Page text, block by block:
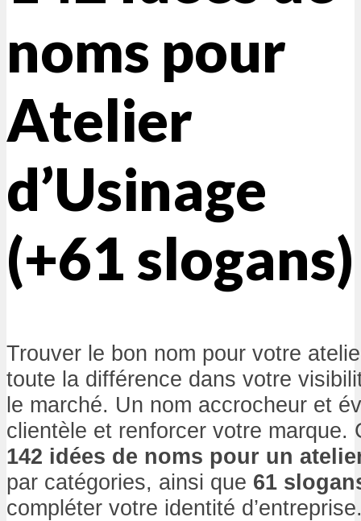
noms pour
Atelier
d’Usinage
(+61 slogans)
Trouver le bon nom pour votre
toute la différence dans votre
le marché. Un nom accrocheur et
clientèle et renforcer votre marque.
142 idées de noms pour un
par catégories, ainsi que 61
compléter votre identité